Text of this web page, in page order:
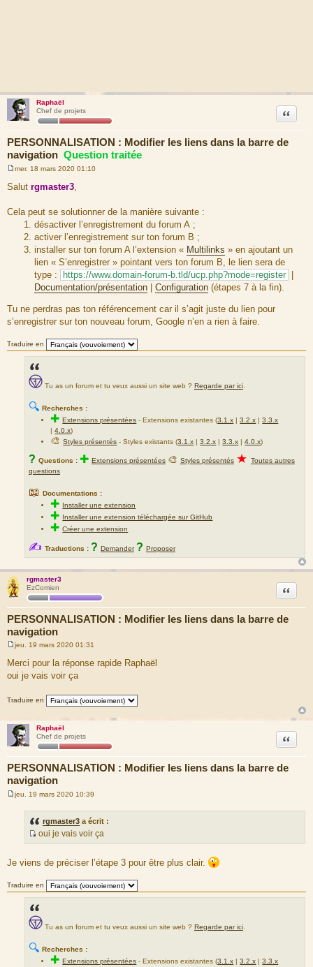
Raphaël
Chef de projets
PERSONNALISATION : Modifier les liens dans la barre de
navigation Question traitée
Citation
e
s
a
g
mer. 18 mars 2020 01:10
Salut rgmaster3
Cela peut se solutionner de la manière suivante :
désactiver l’enregistrement du forum A ;
activer l’enregistrement sur ton forum B ;
installer sur ton forum A l’extension « Multilinks » en ajoutant un
lien « S’enregistrer » pointant vers ton forum B, le lien sera de
type :
https://www.domain-forum-b.tld/ucp.php?mode=register |
Documentation/présentation | Configuration (étapes 7 à la fin).
Tu ne perdras pas ton référencement car il s’agit juste du lien pour
s’enregistrer sur ton nouveau forum, Google n’en a rien à faire.
Traduire en
Tu as un forum et tu veux aussi un site web ? Regarde par ici
🔍 Recherches :
✚Extensions présentées -Extensions existantes (3.1.x |3.2.x |3.3.x
|4.0.x)
🎨Styles présentés - Styles existants (3.1.x |3.2.x |3.3.x |4.0.x)
? Questions : ✚ Extensions présentées 🎨 Styles présentés ★ Toutes autres
questions
📖 Documentations :
✚ Installer une extension
✚ Installer une extension téléchargée sur GitHub
✚Créer une extension
✍ Traductions : ? Demander ? Proposer
rgmaster3
EzComien
PERSONNALISATION : Modifier les liens dans la barre de
navigation
Citation
e
s
s
e
jeu. 19 mars 2020 01:31
Merci pour la réponse rapide Raphaël
oui je vais voir ça
Traduire en
Raphaël
Chef de projets
PERSONNALISATION : Modifier les liens dans la barre de
navigation
Citation
M
jeu. 19 mars 2020 10:39
rgmaster3 a écrit :
S
u
c
e
d
u
oui je vais voir ça
Je viens de préciser l’étape 3 pour être plus clair.
Traduire en
Tu as un forum et tu veux aussi un site web ? Regarde par ici.
🔍 Recherches :
✚Extensions présentées - Extensions existantes (3.1.x |3.2.x |3.3.x